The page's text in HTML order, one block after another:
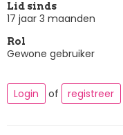
Lid sinds
17 jaar 3 maanden
Rol
Gewone gebruiker
Login of registreer